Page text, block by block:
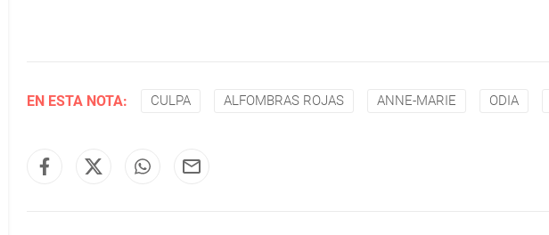
EN ESTA NOTA: CULPA ALFOMBRAS ROJAS ANNE-MARIE ODIA